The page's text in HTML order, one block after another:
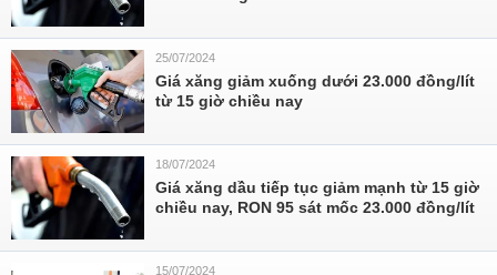
25/07/2024
Giá xăng giảm xuống dưới 23.000 đồng/lít
từ 15 giờ chiều nay
18/07/2024
Giá xăng dầu tiếp tục giảm mạnh từ 15 giờ
chiều nay, RON 95 sát mốc 23.000 đồng/lít
15/07/2024